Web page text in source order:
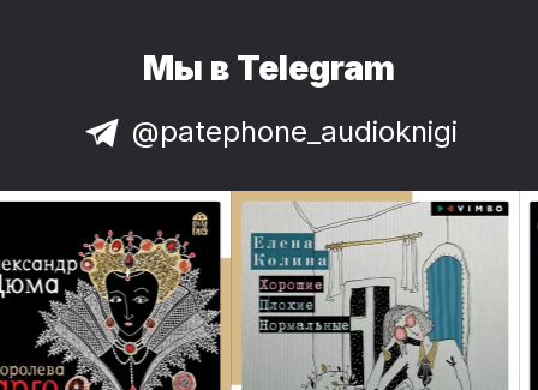
Мы в Telegram
@patephone_audioknigi